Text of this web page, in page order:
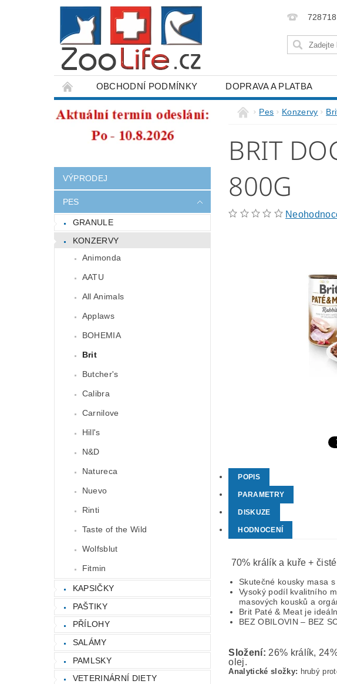
OBCHODNÍ PODMÍNKY DOPRAVA A PLATBA
ODSTOUPENÍ OD SMLOUVY
VÝPRODEJ
PES
GRANULE
KONZERVY
Animonda
AATU
All Animals
Applaws
BOHEMIA
Brit
Butcher's
Calibra
Carnilove
Hill's
N&D
Natureca
Nuevo
Rinti
Taste of the Wild
Wolfsblut
Fitmin
KAPSIČKY
PAŠTIKY
PŘÍLOHY
SALÁMY
PAMLSKY
VETERINÁRNÍ DIETY
Pes Konzervy
BRIT
800G
POPIS
PARAMETRY
DISKUZE
HODNOCENÍ
70% králík a kuře +
Skutečné kousky masa
Vysoký podíl kvalitního
masových kousků a
Brit Paté & Meat je
BEZ OBILOVIN – BEZ
Složení: 26% králík,
olej.
Analytické složky: hrubý